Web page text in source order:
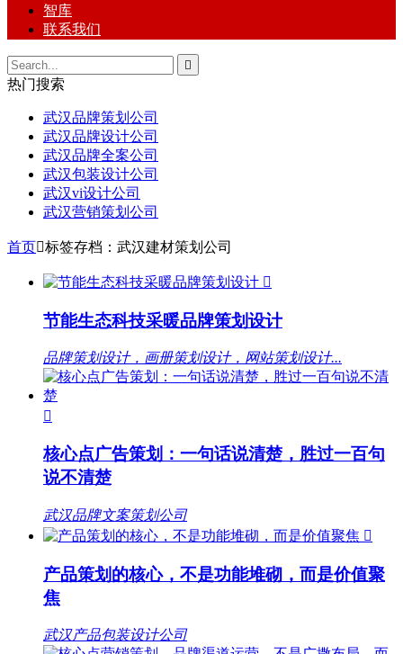
智库
联系我们

热门搜索
武汉品牌策划公司
武汉品牌设计公司
武汉品牌全案公司
武汉包装设计公司
武汉vi设计公司
武汉营销策划公司
首页标签存档：武汉建材策划公司

节能生态科技采暖品牌策划设计
品牌策划设计，画册策划设计，网站策划设计...

核心点广告策划：一句话说清楚，胜过一百句
说不清楚
武汉品牌文案策划公司

产品策划的核心，不是功能堆砌，而是价值聚
焦
武汉产品包装设计公司